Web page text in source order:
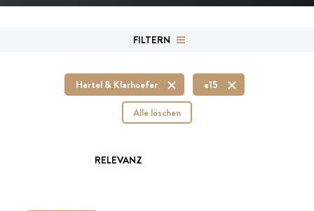
FILTERN
Hertel & Klarhoefer
e15
Alle löschen
RELEVANZ